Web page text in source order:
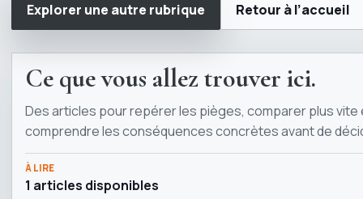
Explorer une autre rubrique Retour à l’accueil
Ce que vous allez trouver ici.
Des articles pour repérer les pièges, comparer plus vite
comprendre les conséquences concrètes avant de
À LIRE
1 articles disponibles